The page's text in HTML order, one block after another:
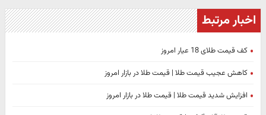
اخبار مرتبط
کف قیمت طلای 18 عیار امروز
کاهش عجیب قیمت طلا | قیمت طلا در بازار امروز
افزایش شدید قیمت طلا | قیمت طلا در بازار امروز